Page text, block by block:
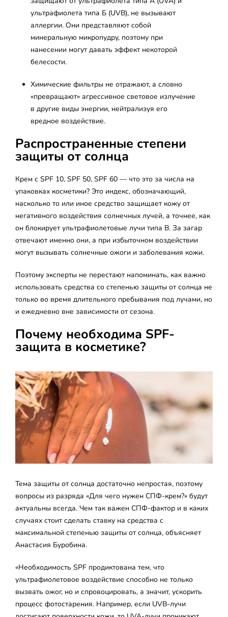
ультрафиолета типа Б (UVB), не вызывают
аллергии. Они представляют собой
минеральную микропудру, поэтому при
нанесении могут давать эффект некоторой
белесости.
Химические фильтры не отражают, а словно
«превращают» агрессивное световое излучение
в другие виды энергии, нейтрализуя его
вредное воздействие.
Распространенные степени
защиты от солнца
Крем с SPF 10, SPF 50, SPF 60 — что это за числа на
упаковках косметики? Это индекс, обозначающий,
насколько то или иное средство защищает кожу от
негативного воздействия солнечных лучей, а точнее, как
он блокирует ультрафиолетовые лучи типа B. За загар
отвечают именно они, а при избыточном воздействии
могут вызывать солнечные ожоги и заболевания кожи.
Поэтому эксперты не перестают напоминать, как важно
использовать средства со степенью защиты от солнца не
только во время длительного пребывания под лучами, но
и ежедневно вне зависимости от сезона.
Почему необходима SPF-
защита в косметике?
Тема защиты от солнца достаточно непростая, поэтому
вопросы из разряда «Для чего нужен СПФ-крем?» будут
актуальны всегда. Чем так важен СПФ-фактор и в каких
случаях стоит сделать ставку на средства с
максимальной степенью защиты от солнца, объясняет
Анастасия Буробина.
«Необходимость SPF продиктована тем, что
ультрафиолетовое воздействие способно не только
вызвать ожог, но и спровоцировать, а значит, ускорить
процесс фотостарения. Например, если UVB-лучи